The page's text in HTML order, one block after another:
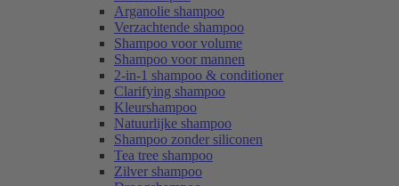
Arganolie shampoo
Verzachtende shampoo
Shampoo voor volume
Shampoo voor mannen
2-in-1 shampoo & conditioner
Clarifying shampoo
Kleurshampoo
Natuurlijke shampoo
Shampoo zonder siliconen
Tea tree shampoo
Zilver shampoo